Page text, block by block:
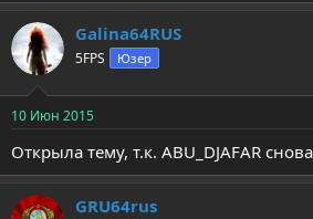
Galina64RUS
5FPS Юзер
10 Июн 2015
Открыла тему, т.к. ABU_DJAFAR
GRU64rus